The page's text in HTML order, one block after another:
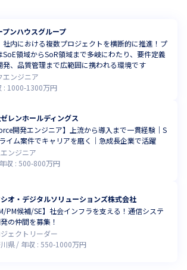
プンハウスグループ
社内における複数プロジェクトを横断的に推進！プ
SoE領域からSoR領域まで多岐にわたり、要件定義
発、品質管理まで広範囲に携われる環境です
エンジニア
: 1000-1300万円
レンホールディングス
開発エンジニア】上流から導入まで一貫経験｜S
イム案件でキャリアを磨く｜急成長企業で活躍
ンジニア
年収 :500-800万円
オ・デジタルソリューションズ株式会社
PM候補/SE】社会インフラを支える！通信システ
の仲間を募集！
ェクトリーダー
県
年収 : 550-1000万円